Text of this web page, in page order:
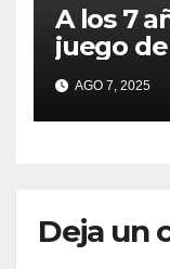
A los 7
juego
millones
idea
AGO 7, 2025
Deja un